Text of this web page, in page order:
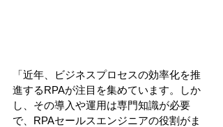
「近年、ビジネスプロセスの効率化を推
進するRPAが注目を集めています。しか
し、その導入や運用は専門知識が必要
で、RPAセールスエンジニアの役割がま